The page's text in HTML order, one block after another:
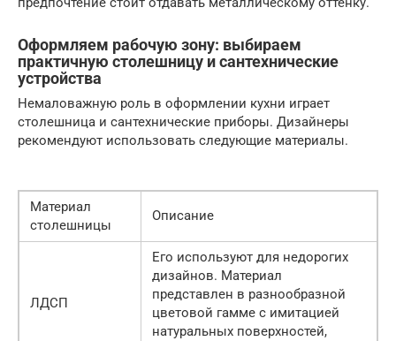
Оформляем рабочую зону: выбираем
практичную столешницу и сантехнические
устройства
Немаловажную роль в оформлении кухни играет
столешница и сантехнические приборы. Дизайнеры
рекомендуют использовать следующие материалы.
Материал
столешницы
Описание
ЛДСП
Его используют для недорогих
дизайнов. Материал
представлен в разнообразной
цветовой гамме с имитацией
натуральных поверхностей,